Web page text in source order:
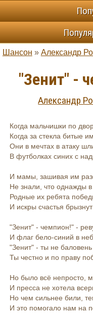
Шансон » Александр
"Зенит" -
Александр
Когда мальчишки по
Когда за стекла битые
Они в мечтах в атаку
В футболках синих с
И мамы, зашивая им
Не знали, что однажды
Родные их ребята
И искры счастья
"Зенит" - чемпион!" -
И флаг бело-синий в
"Зенит" - ты не
Ты честно и по праву
Но было всё непросто,
И пресса не хотела
Но чем сильнее били,
И это помогало нам на